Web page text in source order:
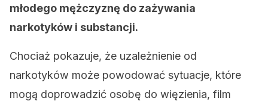
młodego mężczyznę do zażywania
narkotyków i substancji.
Chociaż pokazuje, że uzależnienie od
narkotyków może powodować sytuacje, które
mogą doprowadzić osobę do więzienia, film